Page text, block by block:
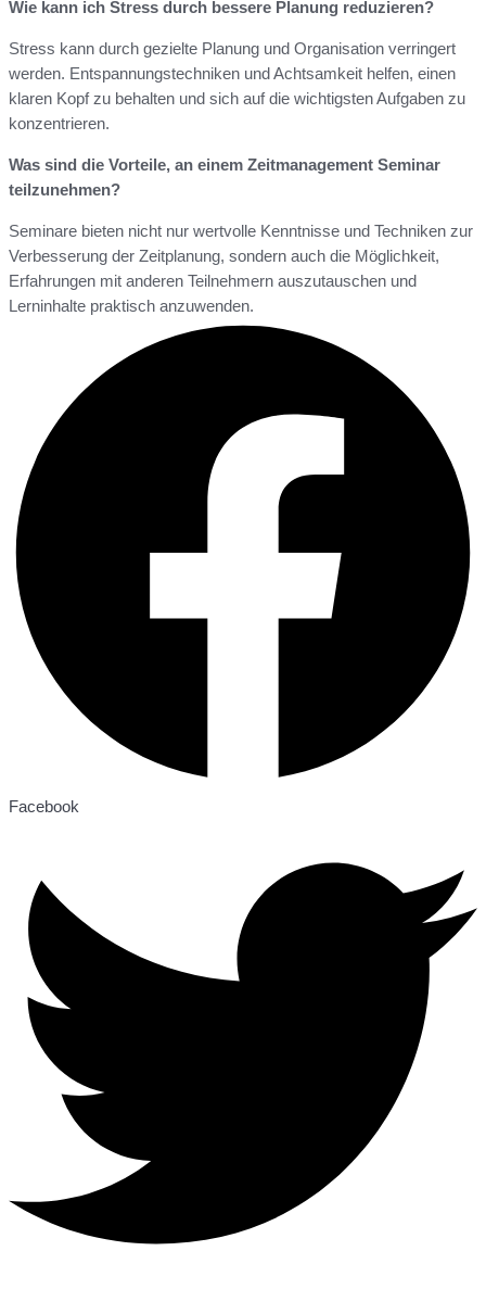
Wie kann ich Stress durch bessere Planung reduzieren?
Stress kann durch gezielte Planung und Organisation verringert
werden. Entspannungstechniken und Achtsamkeit helfen, einen
klaren Kopf zu behalten und sich auf die wichtigsten Aufgaben zu
konzentrieren.
Was sind die Vorteile, an einem Zeitmanagement Seminar
teilzunehmen?
Seminare bieten nicht nur wertvolle Kenntnisse und Techniken zur
Verbesserung der Zeitplanung, sondern auch die Möglichkeit,
Erfahrungen mit anderen Teilnehmern auszutauschen und
Lerninhalte praktisch anzuwenden.
Facebook